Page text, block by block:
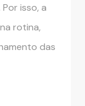
isso, a
rotina,
das